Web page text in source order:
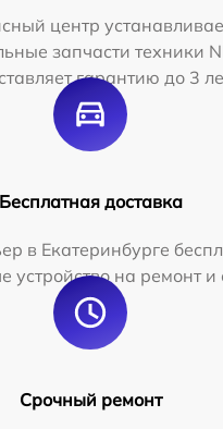
центр
запчасти техники
гарантию до 3
Бесплатная доставка
в Екатеринбурге
устройство на ремонт и
Срочный ремонт